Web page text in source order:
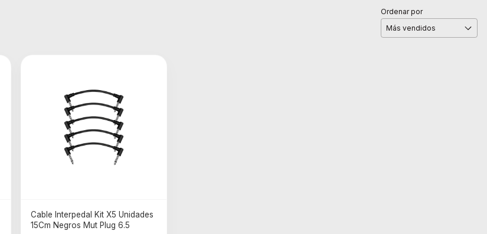
Ordenar por
Cable Interpedal Kit X5 Unidades
15Cm Negros Mut Plug 6.5